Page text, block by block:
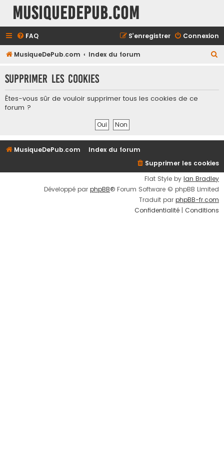
MusiqueDePub.com
FAQ Connexion
S’enregistrer
MusiqueDePub.com Index du forum
h
r
Supprimer les cookies
Êtes-vous sûr de vouloir supprimer tous les cookies de ce
forum ?
MusiqueDePub.com
Index du forum
Supprimer les cookies
Flat Style by Ian Bradley
Développé par phpBB® Forum Software © phpBB Limited
Traduit par phpBB-fr.com
Confidentialité | Conditions